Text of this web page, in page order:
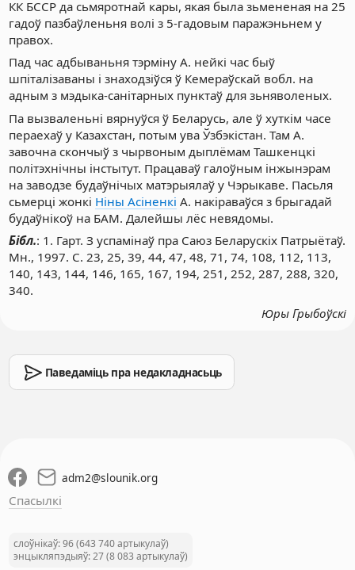
КК БССР да сьмяротнай кары, якая была зьмененая на 25
гадоў пазбаўленьня волі з 5-гадовым паражэньнем у
правох.
Пад час адбываньня тэрміну А. нейкі час быў
шпіталізаваны і знаходзіўся ў Кемераўскай вобл. на
адным з мэдыка-санітарных пунктаў для зьняволеных.
Па вызваленьні вярнуўся ў Беларусь, але ў хуткім часе
пераехаў у Казахстан, потым ува Ўзбэкістан. Там А.
завочна скончыў з чырвоным дыплёмам Ташкенцкі
політэхнічны інстытут. Працаваў галоўным інжынэрам
на заводзе будаўнічых матэрыялаў у Чэрыкаве. Пасьля
сьмерці жонкі Ніны Асіненкі А. накіраваўся з брыгадай
будаўнікоў на БАМ. Далейшы лёс невядомы.
Бібл.: 1. Гарт. З успамінаў пра Саюз Беларускіх Патрыётаў.
Мн., 1997. С. 23, 25, 39, 44, 47, 48, 71, 74, 108, 112, 113,
140, 143, 144, 146, 165, 167, 194, 251, 252, 287, 288, 320,
340.
Юры Грыбоўскі
Паведаміць пра недакладнасьць
adm2@slounik.org
Спасылкі
слоўнікаў: 96 (643 740 артыкулаў)
энцыкляпэдыяў: 27 (8 083 артыкулаў)